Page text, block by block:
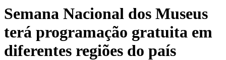
Semana Nacional dos Museus
terá programação gratuita em
diferentes regiões do país